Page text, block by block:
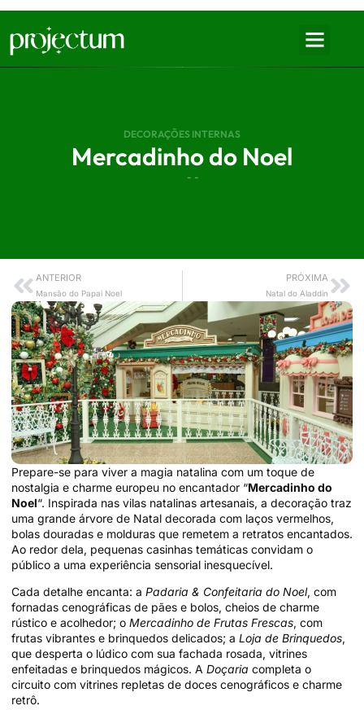
DECORAÇÕES INTERNAS
Mercadinho do Noel
- -
ANTERIOR
Mansão do Papai Noel
PRÓXIMA
Natal do Aladdin
Prepare-se para viver a magia natalina com um toque de
nostalgia e charme europeu no encantador “Mercadinho do
Noel“. Inspirada nas vilas natalinas artesanais, a decoração traz
uma grande árvore de Natal decorada com laços vermelhos,
bolas douradas e molduras que remetem a retratos encantados.
Ao redor dela, pequenas casinhas temáticas convidam o
público a uma experiência sensorial inesquecível.
Cada detalhe encanta: a Padaria & Confeitaria do Noel, com
fornadas cenográficas de pães e bolos, cheios de charme
rústico e acolhedor; o Mercadinho de Frutas Frescas, com
frutas vibrantes e brinquedos delicados; a Loja de Brinquedos,
que desperta o lúdico com sua fachada rosada, vitrines
enfeitadas e brinquedos mágicos. A Doçaria completa o
circuito com vitrines repletas de doces cenográficos e charme
retrô.